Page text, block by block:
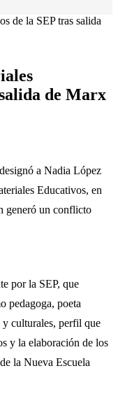
de Marx
a Nadia López
Educativos, en
generó un conflicto
por la SEP, que
pedagoga, poeta
y culturales, perfil que
y la elaboración de los
la Nueva Escuela